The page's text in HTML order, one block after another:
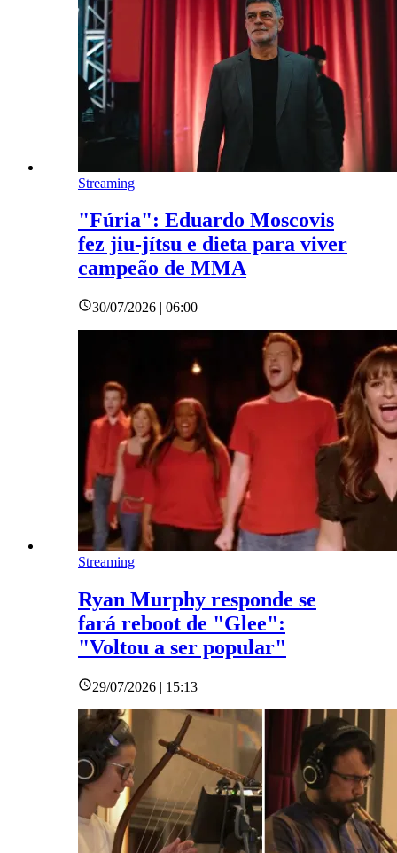
Streaming
"Fúria": Eduardo Moscovis
fez jiu-jítsu e dieta para viver
campeão de MMA
30/07/2026 | 06:00
Streaming
Ryan Murphy responde se
fará reboot de "Glee":
"Voltou a ser popular"
29/07/2026 | 15:13